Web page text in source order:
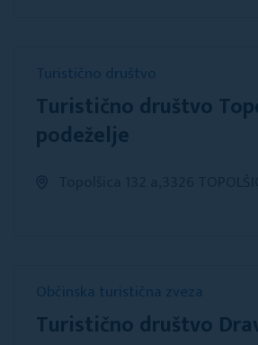
Turistično društvo
Turistično društvo
podeželje
Občinska turistična zveza
Turistično društvo